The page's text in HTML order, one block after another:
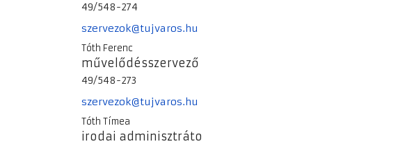
49/548-274
szervezok@tujvaros.hu
Tóth Ferenc
művelődésszervező
49/548-273
szervezok@tujvaros.hu
Tóth Tímea
irodai adminisztráto